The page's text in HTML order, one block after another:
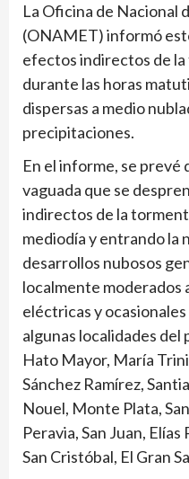
La Oficina de Nacional
(ONAMET) informó
efectos indirectos de
durante las horas
dispersas a medio
precipitaciones.
En el informe, se prevé
vaguada que se
indirectos de la
mediodía y entrando la
desarrollos nubosos
localmente
eléctricas y
algunas localidades del
Hato Mayor, María
Sánchez Ramírez,
Nouel, Monte Plata,
Peravia, San Juan,
San Cristóbal, El Gran